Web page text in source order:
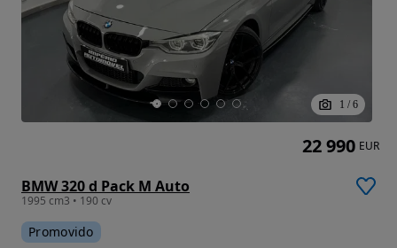
1 / 6
BMW 320 d Pack M Auto
1995 cm3 • 190 cv
Promovido
22 990 EUR